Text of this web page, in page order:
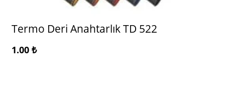
Termo Deri Anahtarlık TD 522
1.00 ₺